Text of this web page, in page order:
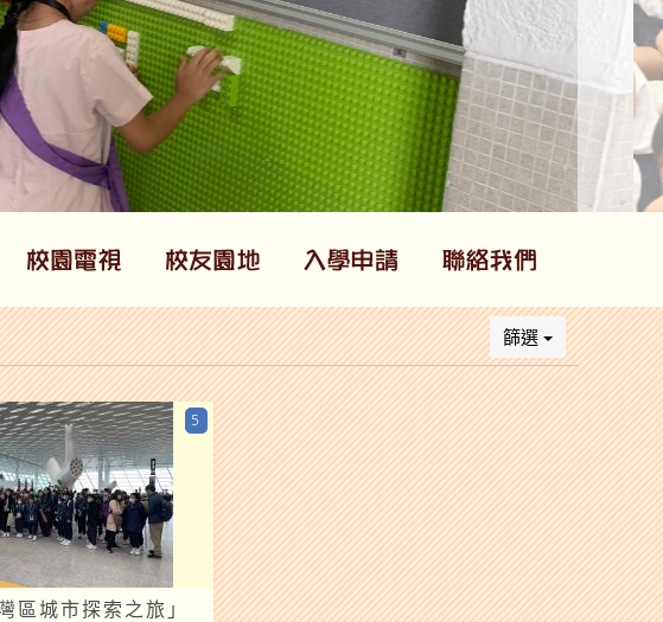
篩選
區城市探索之旅」
5